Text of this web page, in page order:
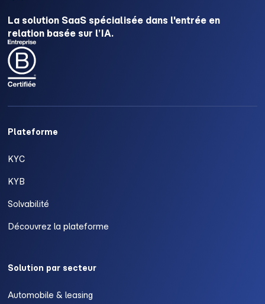
La solution SaaS spécialisée dans l'entrée en
relation basée sur l’IA.
Plateforme
KYC
KYB
Solvabilité
Découvrez la plateforme
Solution par secteur
Automobile & leasing